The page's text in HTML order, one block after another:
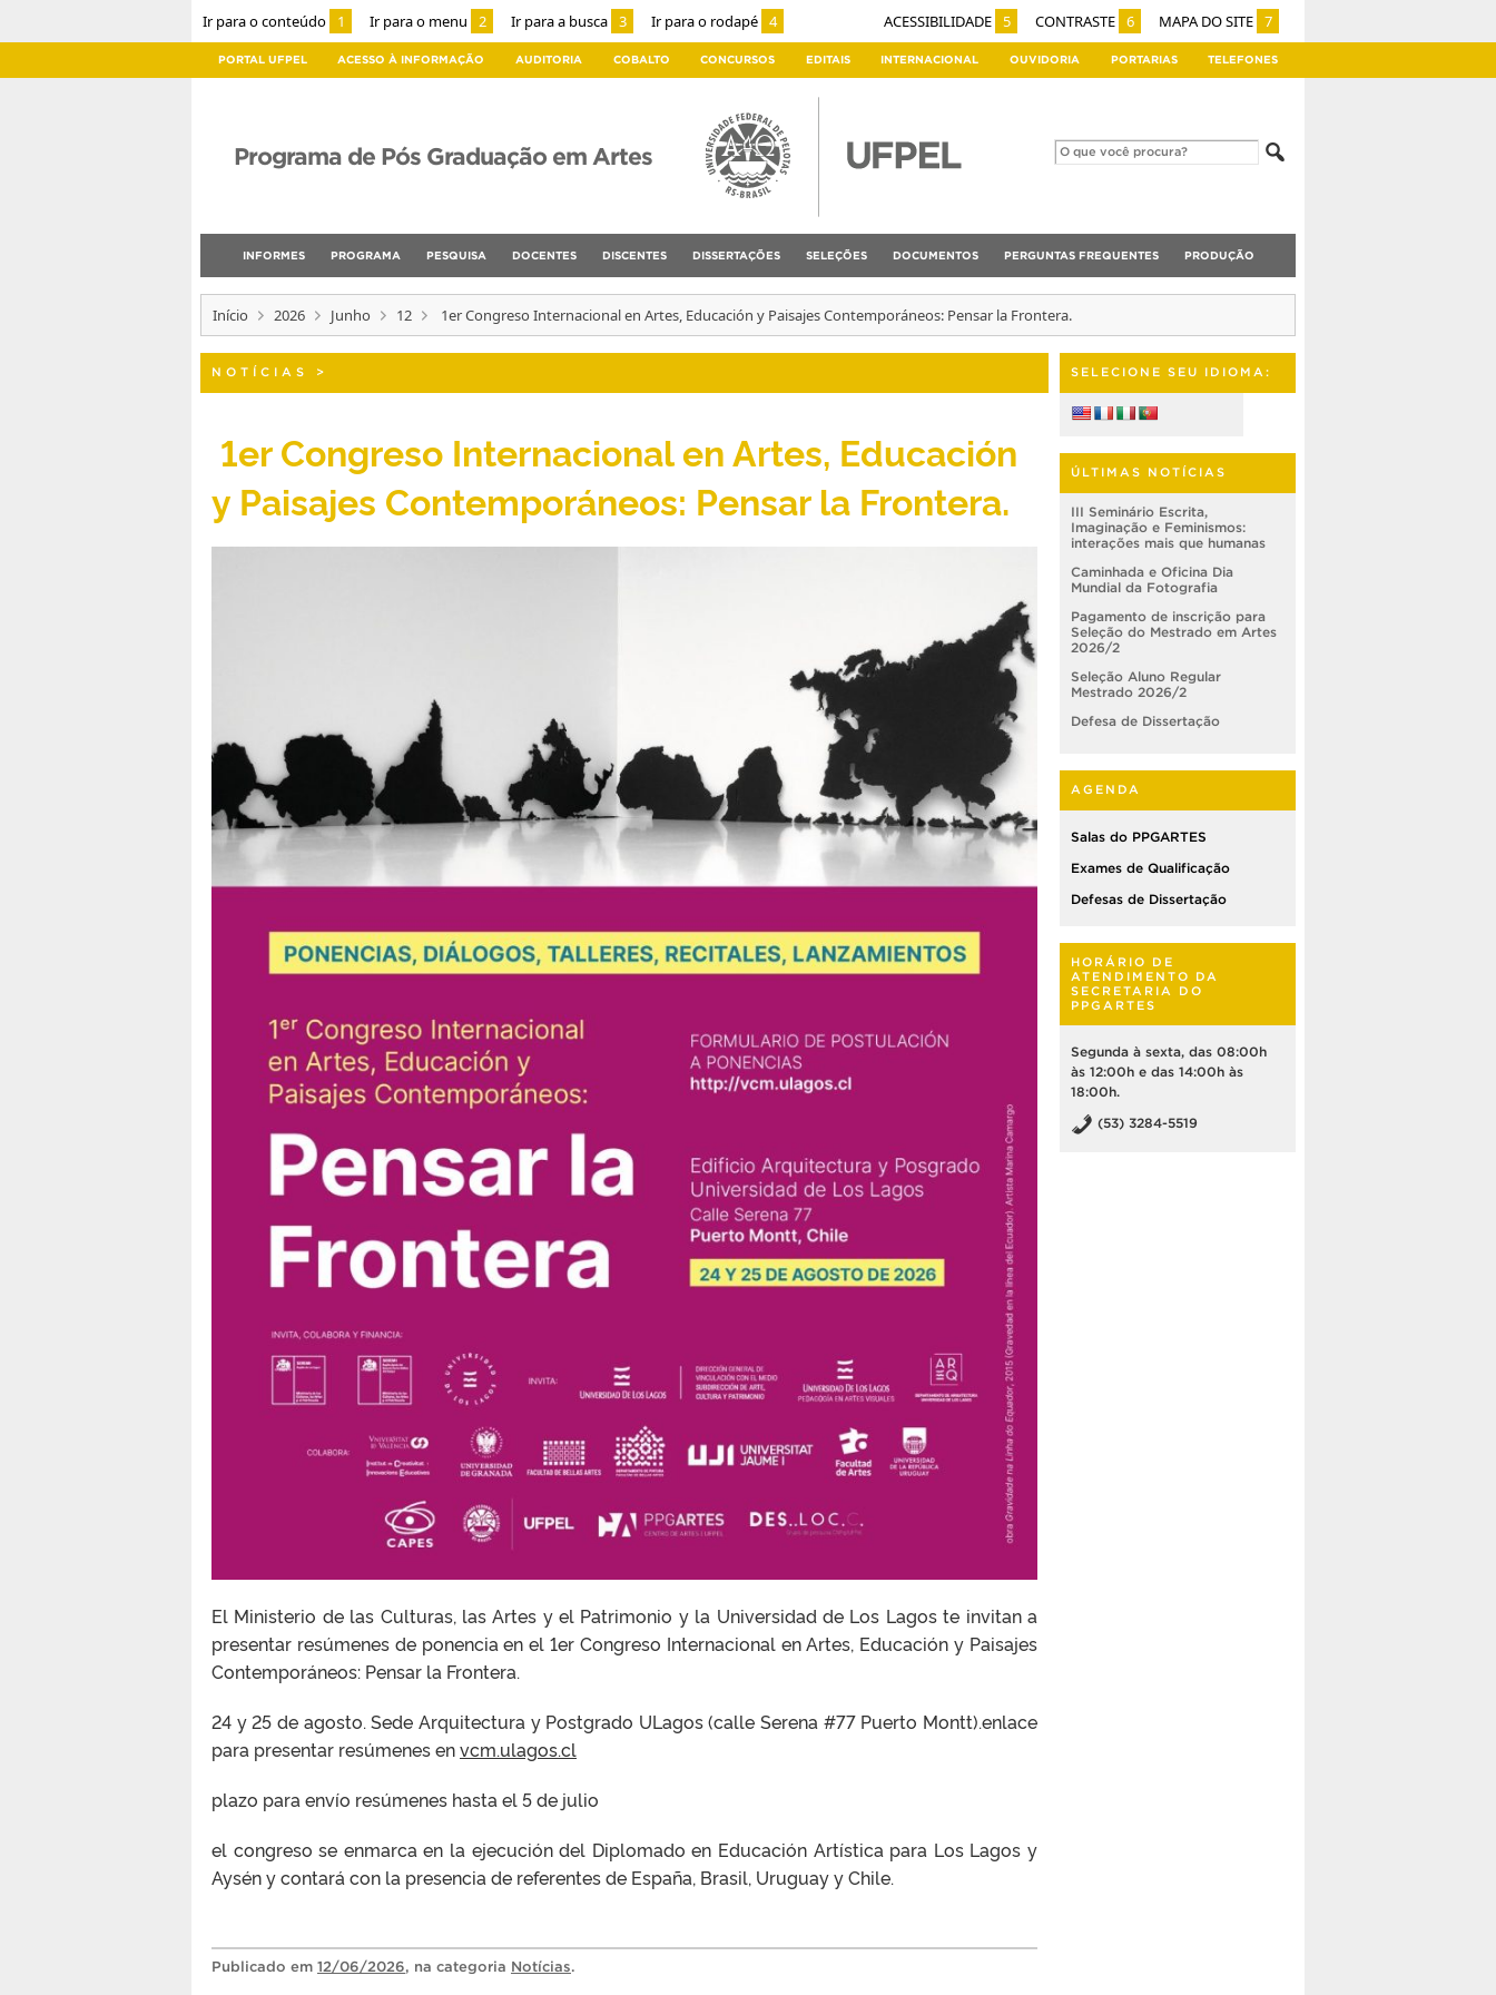
Ir para o conteúdo 1 Ir para o menu 2 Ir para a busca 3 Ir para o rodapé 4 ACESSIBILIDADE 5 CONTRASTE 6 MAPA DO SITE 7
PORTAL UFPEL ACESSO À INFORMAÇÃO AUDITORIA COBALTO CONCURSOS EDITAIS INTERNACIONAL OUVIDORIA PORTARIAS TELEFONES
Programa de Pós Graduação em Artes
INFORMES PROGRAMA PESQUISA DOCENTES DISCENTES DISSERTAÇÕES SELEÇÕES DOCUMENTOS PERGUNTAS FREQUENTES PRODUÇÃO
Início 2026 Junho 12 1er Congreso Internacional en Artes, Educación y Paisajes Contemporáneos: Pensar la Frontera.
NOTÍCIAS >
1er Congreso Internacional en Artes, Educación
y Paisajes Contemporáneos: Pensar la Frontera.
El Ministerio de las Culturas, las Artes y el Patrimonio y la Universidad de Los Lagos te invitan a
presentar resúmenes de ponencia en el 1er Congreso Internacional en Artes, Educación y Paisajes
Contemporáneos: Pensar la Frontera.
24 y 25 de agosto. Sede Arquitectura y Postgrado ULagos (calle Serena #77 Puerto Montt).enlace
para presentar resúmenes envcm.ulagos.cl
plazo para envío resúmenes hasta el 5 de julio
el congreso se enmarca en la ejecución del Diplomado en Educación Artística para Los Lagos y
Aysén y contará con la presencia de referentes de España, Brasil, Uruguay y Chile.
Publicado em 12/06/2026, na categoria Notícias.
SELECIONE SEU IDIOMA:
ÚLTIMAS NOTÍCIAS
III Seminário Escrita,
Imaginação e Feminismos:
interações mais que humanas
Caminhada e Oficina Dia
Mundial da Fotografia
Pagamento de inscrição para
Seleção do Mestrado em Artes
2026/2
Seleção Aluno Regular
Mestrado 2026/2
Defesa de Dissertação
AGENDA
Salas do PPGARTES
Exames de Qualificação
Defesas de Dissertação
HORÁRIO DE
ATENDIMENTO DA
SECRETARIA DO
PPGARTES
Segunda à sexta, das 08:00h
às 12:00h e das 14:00h às
18:00h.
(53) 3284-5519